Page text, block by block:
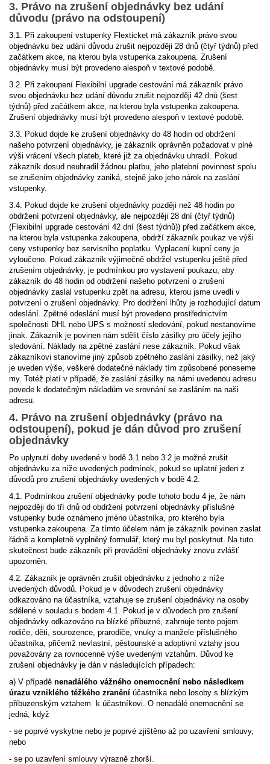
3. Právo na zrušení objednávky bez udání
důvodu (právo na odstoupení)
3.1. Při zakoupení vstupenky Flexticket má zákazník právo svou
objednávku bez udání důvodu zrušit nejpozději 28 dnů (čtyř týdnů) před
začátkem akce, na kterou byla vstupenka zakoupena. Zrušení
objednávky musí být provedeno alespoň v textové podobě.
3.2. Při zakoupení Flexibilní upgrade cestování má zákazník právo
svou objednávku bez udání důvodu zrušit nejpozději 42 dnů (šest
týdnů) před začátkem akce, na kterou byla vstupenka zakoupena.
Zrušení objednávky musí být provedeno alespoň v textové podobě.
3.3. Pokud dojde ke zrušení objednávky do 48 hodin od obdržení
našeho potvrzení objednávky, je zákazník oprávněn požadovat v plné
výši vrácení všech plateb, které již za objednávku uhradil. Pokud
zákazník dosud neuhradil žádnou platbu, jeho platební povinnost spolu
se zrušením objednávky zaniká, stejně jako jeho nárok na zaslání
vstupenky.
3.4. Pokud dojde ke zrušení objednávky později než 48 hodin po
obdržení potvrzení objednávky, ale nejpozději 28 dní (čtyř týdnů)
(Flexibilní upgrade cestování 42 dní (šest týdnů)) před začátkem akce,
na kterou byla vstupenka zakoupena, obdrží zákazník poukaz ve výši
ceny vstupenky bez servisního poplatku. Vyplacení kupní ceny je
vyloučeno. Pokud zákazník výjimečně obdržel vstupenku ještě před
zrušením objednávky, je podmínkou pro vystavení poukazu, aby
zákazník do 48 hodin od obdržení našeho potvrzení o zrušení
objednávky zaslal vstupenku zpět na adresu, kterou jsme uvedli v
potvrzení o zrušení objednávky. Pro dodržení lhůty je rozhodující datum
odeslání. Zpětné odeslání musí být provedeno prostřednictvím
společnosti DHL nebo UPS s možností sledování, pokud nestanovíme
jinak. Zákazník je povinen nám sdělit číslo zásilky pro účely jejího
sledování. Náklady na zpětné zaslání nese zákazník. Pokud však
zákazníkovi stanovíme jiný způsob zpětného zaslání zásilky, než jaký
je uveden výše, veškeré dodatečné náklady tím způsobené poneseme
my. Totéž platí v případě, že zaslání zásilky na námi uvedenou adresu
povede k dodatečným nákladům ve srovnání se zasláním na naši
adresu.
4. Právo na zrušení objednávky (právo na
odstoupení), pokud je dán důvod pro zrušení
objednávky
Po uplynutí doby uvedené v bodě 3.1 nebo 3.2 je možné zrušit
objednávku za níže uvedených podmínek, pokud se uplatní jeden z
důvodů pro zrušení objednávky uvedených v bodě 4.2.
4.1. Podmínkou zrušení objednávky podle tohoto bodu 4 je, že nám
nejpozději do tří dnů od obdržení potvrzení objednávky příslušné
vstupenky bude oznámeno jméno účastníka, pro kterého byla
vstupenka zakoupena. Za tímto účelem nám je zákazník povinen zaslat
řádně a kompletně vyplněný formulář, který mu byl poskytnut. Na tuto
skutečnost bude zákazník při provádění objednávky znovu zvlášť
upozorněn.
4.2. Zákazník je oprávněn zrušit objednávku z jednoho z níže
uvedených důvodů. Pokud je v důvodech zrušení objednávky
odkazováno na účastníka, vztahuje se zrušení objednávky na osoby
sdělené v souladu s bodem 4.1. Pokud je v důvodech pro zrušení
objednávky odkazováno na blízké příbuzné, zahrnuje tento pojem
rodiče, děti, sourozence, prarodiče, vnuky a manžele příslušného
účastníka, přičemž nevlastní, pěstounské a adoptivní vztahy jsou
považovány za rovnocenné výše uvedeným vztahům. Důvod ke
zrušení objednávky je dán v následujících případech:
a) V případě nenadálého vážného onemocnění nebo následkem
úrazu vzniklého těžkého zranění účastníka nebo losoby s blízkým
příbuzenským vztahem k účastníkovi. O nenadálé onemocnění se
jedná, když
- se poprvé vyskytne nebo je poprvé zjištěno až po uzavření smlouvy,
nebo
- se po uzavření smlouvy výrazně zhorší.